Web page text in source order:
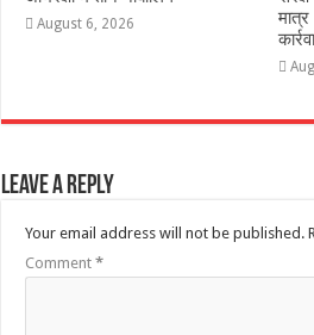
August 6, 2026
Leave a Reply
Your email address will not be published.
Comment *